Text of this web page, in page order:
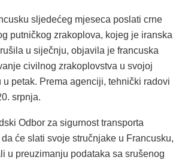
sljedećeg mjeseca poslati crne
putničkog zrakoplova, kojeg je iranska
u siječnju, objavila je francuska
civilnog zrakoplovstva u svojoj
u petak. Prema agenciji, tehnički radovi
srpnja.
Odbor za sigurnost transporta
će slati svoje stručnjake u Francusku,
u preuzimanju podataka sa srušenog